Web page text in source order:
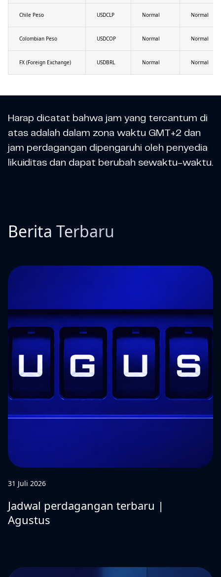
Chile Peso USDCLP Normal Normal
Colombian Peso USDCOP Normal Normal
FX (Foreign Exchange) USDBRL Normal Normal
Harap dicatat bahwa jam yang tercantum di
atas adalah dalam zona waktu GMT+2 dan
jam perdagangan dipengaruhi oleh penyedia
likuiditas dan dapat berubah sewaktu-waktu.
Berita Terbaru
31 Juli 2026
Jadwal perdagangan terbaru |
Agustus